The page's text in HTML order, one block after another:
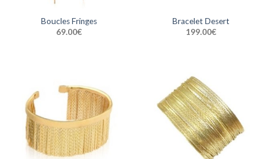
Boucles Fringes
69.00€
Bracelet Desert
199.00€